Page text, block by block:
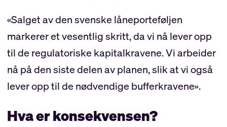
«Salget av den svenske låneporteføljen
markerer et vesentlig skritt, da vi nå lever opp
til de regulatoriske kapitalkravene. Vi arbeider
nå på den siste delen av planen, slik at vi også
lever opp til de nødvendige bufferkravene».
Hva er konsekvensen?